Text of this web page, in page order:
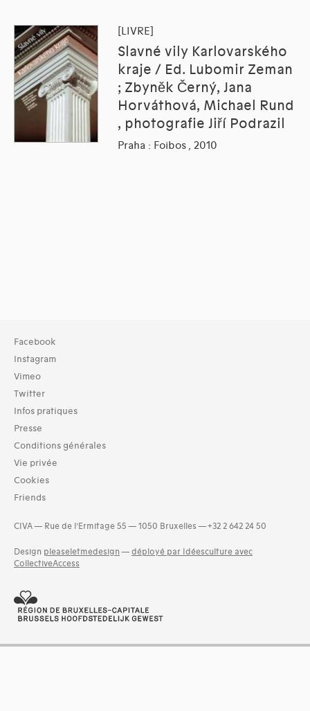
[LIVRE]
Slavné vily Karlovarského
kraje / Ed. Lubomir Zeman
; Zbyněk Černý, Jana
Horváthová, Michael Rund
, photografie Jiří Podrazil
Praha : Foibos , 2010
Facebook
Instagram
Vimeo
Twitter
Infos pratiques
Presse
Conditions générales
Vie privée
Cookies
Friends
CIVA — Rue de l’Ermitage 55 — 1050 Bruxelles — +32 2 642 24 50
Design pleaseletmedesign — déployé par Idéesculture avec
CollectiveAccess